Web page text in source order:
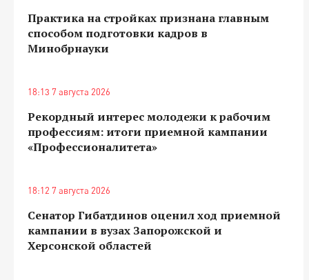
Практика на стройках признана главным
способом подготовки кадров в
Минобрнауки
18:13 7 августа 2026
Рекордный интерес молодежи к рабочим
профессиям: итоги приемной кампании
«Профессионалитета»
18:12 7 августа 2026
Сенатор Гибатдинов оценил ход приемной
кампании в вузах Запорожской и
Херсонской областей